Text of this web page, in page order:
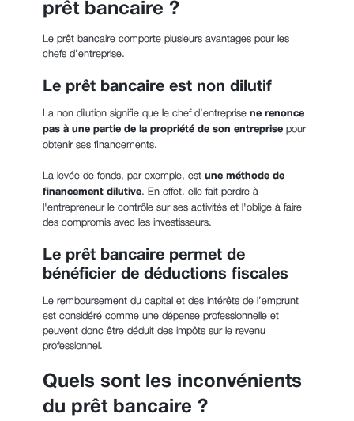
prêt bancaire ?
Le prêt bancaire comporte plusieurs avantages pour les
chefs d’entreprise.
Le prêt bancaire est non dilutif
La non dilution signifie que le chef d’entreprise ne renonce
pas à une partie de la propriété de son entreprise pour
obtenir ses financements.
La levée de fonds, par exemple, est une méthode de
financement dilutive. En effet, elle fait perdre à
l'entrepreneur le contrôle sur ses activités et l'oblige à faire
des compromis avec les investisseurs.
Le prêt bancaire permet de
bénéficier de déductions fiscales
Le remboursement du capital et des intérêts de l’emprunt
est considéré comme une dépense professionnelle et
peuvent donc être déduit des impôts sur le revenu
professionnel.
Quels sont les inconvénients
du prêt bancaire ?